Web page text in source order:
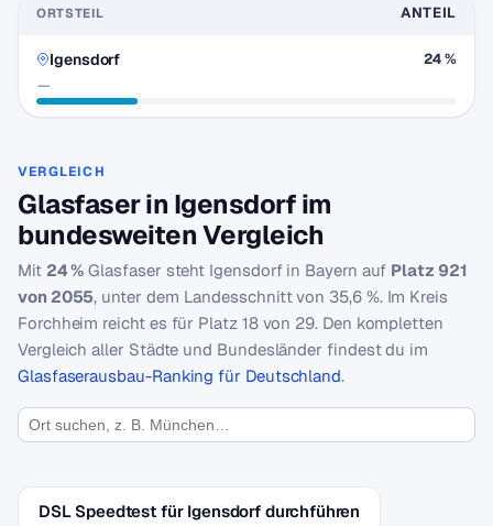
ORTSTEIL ANTEIL
Igensdorf
—
24 %
VERGLEICH
Glasfaser in Igensdorf im
bundesweiten Vergleich
Mit 24 % Glasfaser steht Igensdorf in Bayern auf Platz 921
von 2055, unter dem Landesschnitt von 35,6 %. Im Kreis
Forchheim reicht es für Platz 18 von 29. Den kompletten
Vergleich aller Städte und Bundesländer findest du im
Glasfaserausbau-Ranking für Deutschland.
DSL Speedtest für Igensdorf durchführen